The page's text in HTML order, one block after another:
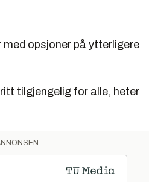
opsjoner på ytterligere
tilgjengelig for alle, heter